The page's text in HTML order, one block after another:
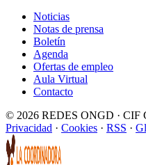
Noticias
Notas de prensa
Boletín
Agenda
Ofertas de empleo
Aula Virtual
Contacto
© 2026 REDES ONGD · CIF
Privacidad · Cookies · RSS ·